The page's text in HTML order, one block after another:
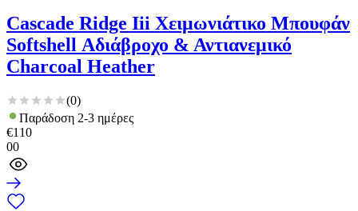
Cascade Ridge Iii Χειμωνιάτικο Μπουφάν
Softshell Αδιάβροχο & Αντιανεμικό
Charcoal Heather
(0)
Παράδοση 2-3 ημέρες
€110
00